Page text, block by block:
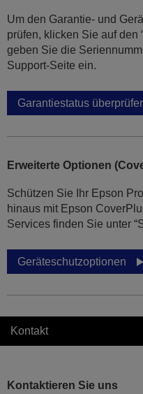
Um den Garantie- und
prüfen, klicken Sie auf den
geben Sie die
Support-Seite ein.
Garantiestatus
Erweiterte Optionen
Schützen Sie Ihr Epson
hinaus mit Epson
Services finden Sie unter
Geräteschutzoptionen
Kontakt
Kontaktieren Sie uns